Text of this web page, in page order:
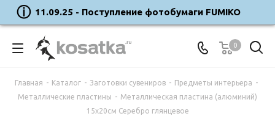
11.09.25 - Поступление фотобумаги FUMIKO
0
Главная - Каталог - Заготовки сувениров - Предметы интерьера -
Металлические пластины - Металлическая пластина (алюминий)
15х20см Серебро глянцевое